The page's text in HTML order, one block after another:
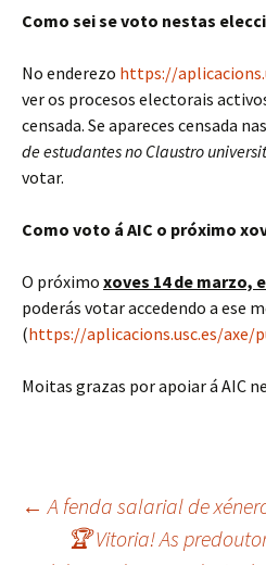
Como sei se voto nestas
No enderezo https://
ver os procesos electorais
censada. Se apareces censada nas
de estudantes no Claustro
votar.
Como voto á AIC o próximo
O próximo xoves 14 de marzo,
poderás votar accedendo a ese
(https://aplicacions.usc.es/axe/
Moitas grazas por apoiar á AIC
← A fenda salarial de
🏆 Vitoria! As